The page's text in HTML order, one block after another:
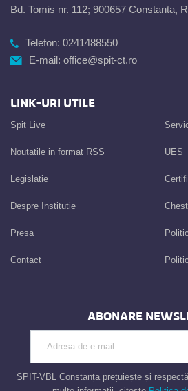
Bd. Tomis nr. 112; 900657 Constanta,
Telefon: 0241488550
E-mail: office@spit-ct.ro
LINK-URI UTILE
Spit Live
Noutatile in format RSS
Legislatie
Despre Institutie
Presa
Contact
UES
ABONARE
SPIT-VBL Constanța prețuiește și